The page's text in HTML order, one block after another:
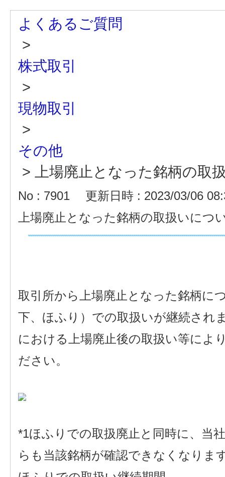
よくあるご質問
>
株式取引
>
現物取引
>
その他
>
上場廃止となった銘柄の取
No : 7901
更新日時 : 2023/03/06
上場廃止となった銘柄の取扱いにつ
取引所から上場廃止となった銘柄に
下、ほふり）での取扱いが継続され
における上場廃止後の取扱い等によ
ださい。
*1ほふりでの取扱廃止と同時に、当
らも当該銘柄が確認できなくなりま